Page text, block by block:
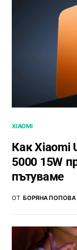
XIAOMI
Как Xiaomi
5000 15W
пътуваме
ОТ БОРЯНА ПОПОВА